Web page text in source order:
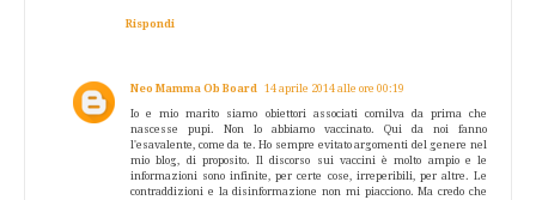
Rispondi
Neo Mamma Ob Board 14 aprile 2014 alle ore 00:19
Io e mio marito siamo obiettori associati comilva da prima che
nascesse pupi. Non lo abbiamo vaccinato. Qui da noi fanno
l'esavalente, come da te. Ho sempre evitato argomenti del genere nel
mio blog, di proposito. Il discorso sui vaccini è molto ampio e le
informazioni sono infinite, per certe cose, irreperibili, per altre. Le
contraddizioni e la disinformazione non mi piacciono. Ma credo che